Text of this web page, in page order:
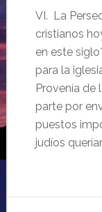
VI. La
cristianos
en este
para la
Provenía de
parte por
puestos
judíos